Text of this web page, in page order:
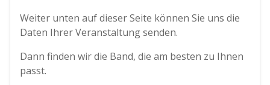
Weiter unten auf dieser Seite können Sie uns die
Daten Ihrer Veranstaltung senden.
Dann finden wir die Band, die am besten zu Ihnen
passt.